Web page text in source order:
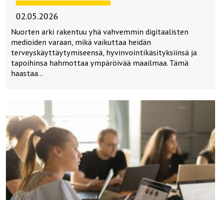
02.05.2026
Nuorten arki rakentuu yhä vahvemmin digitaalisten
medioiden varaan, mikä vaikuttaa heidän
terveyskäyttäytymiseensä, hyvinvointikäsityksiinsä ja
tapoihinsa hahmottaa ympäröivää maailmaa. Tämä
haastaa…